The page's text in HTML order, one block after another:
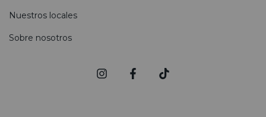
Nuestros locales
Sobre nosotros